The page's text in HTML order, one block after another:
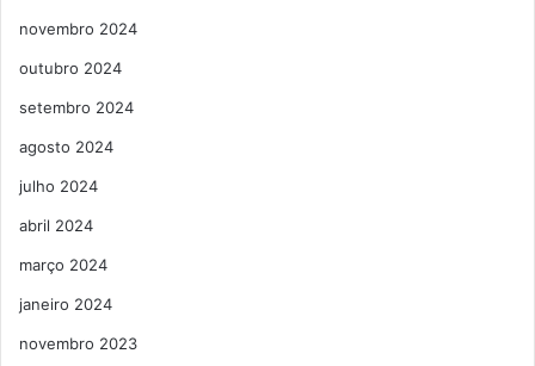
novembro 2024
outubro 2024
setembro 2024
agosto 2024
julho 2024
abril 2024
março 2024
janeiro 2024
novembro 2023